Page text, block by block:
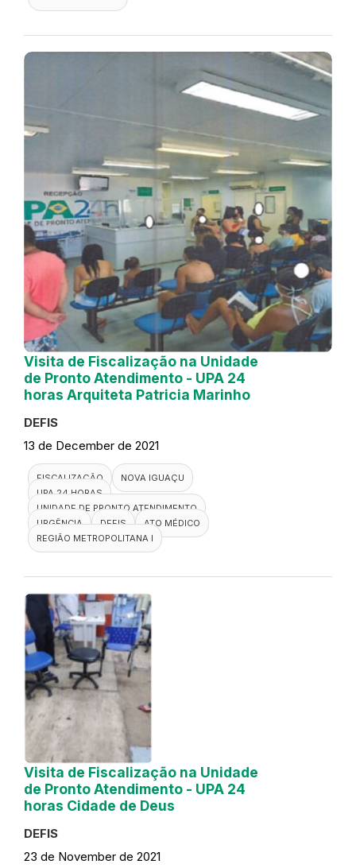
Visita de Fiscalização na Unidade
de Pronto Atendimento - UPA 24
horas Arquiteta Patricia Marinho
DEFIS
13 de December de 2021
FISCALIZAÇÃO
NOVA IGUAÇU
UPA 24 HORAS
UNIDADE DE PRONTO ATENDIMENTO
URGÊNCIA
DEFIS
ATO MÉDICO
REGIÃO METROPOLITANA I
Visita de Fiscalização na Unidade
de Pronto Atendimento - UPA 24
horas Cidade de Deus
DEFIS
23 de November de 2021